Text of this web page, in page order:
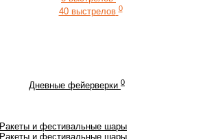
40 выстрелов 0
Дневные фейерверки 0
Ракеты и фестивальные шары
Ракеты и фестивальные шары